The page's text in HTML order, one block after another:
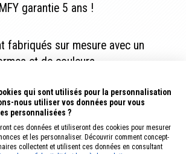
garantie 5 ans !
fabriqués sur mesure avec un
et de couleurs.
coloris au choix avec une
mat fin.
Entreprise certifiée par Somfy
qui sont utilisés pour la personnalisation
nous utiliser vos données pour vous
personnalisées ?
ces données et utiliseront des cookies pour mesurer
et les personnaliser. Découvrir comment concept-
collectent et utilisent ces données en consultant